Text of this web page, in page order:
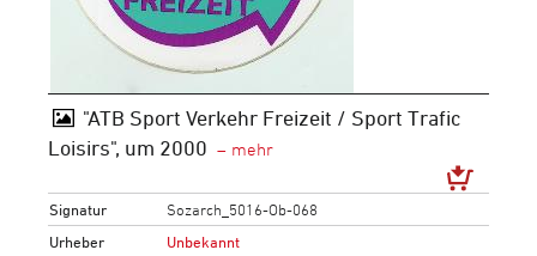
"ATB Sport Verkehr Freizeit / Sport Trafic
Loisirs", um 2000
Signatur
Sozarch_5016-Ob-068
Urheber
Unbekannt